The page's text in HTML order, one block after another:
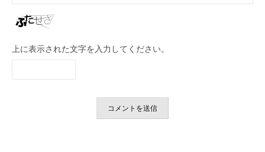
上に表示された文字を入力してください。